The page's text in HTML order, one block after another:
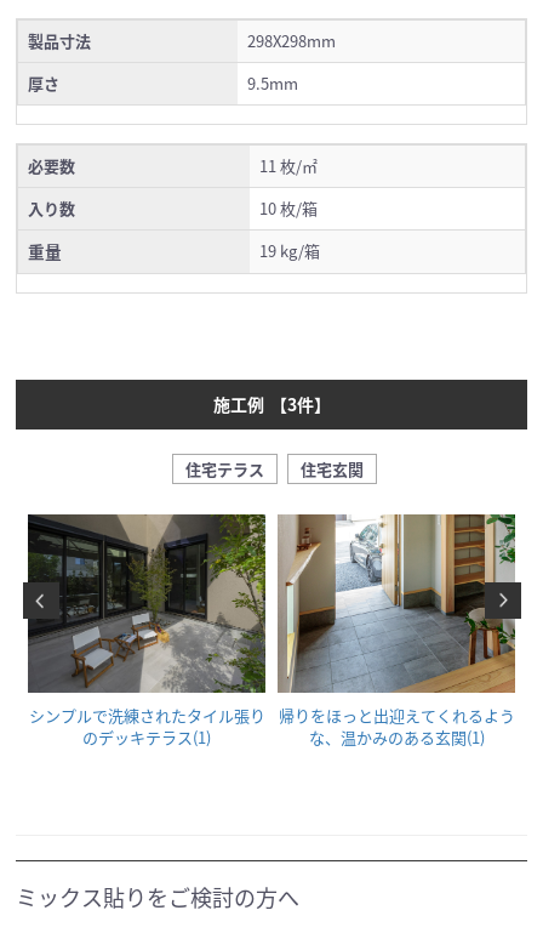
製品寸法
298X298mm
厚さ
9.5mm
必要数
11 枚/㎡
入り数
10 枚/箱
重量 19 kg/箱
施工例 【3件】
住宅テラス 住宅玄関
シンプルで洗練されたタイル張り
のデッキテラス(1)
帰りをほっと出迎えてくれるよう
な、温かみのある玄関(1)
ミックス貼りをご検討の方へ